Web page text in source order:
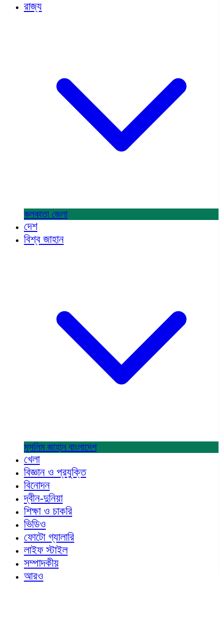
রাজ্য
কলকাতা জেলা
দেশ
বিশ্ব জাহান
মুসলিম জাহান বাংলাদেশ
খেলা
বিজ্ঞান ও প্রযুক্তি
বিনোদন
দ্বীন-দুনিয়া
শিক্ষা ও চাকরি
ভিডিও
ফোটো গ্যালারি
লাইফ স্টাইল
সম্পাদকীয়
আরও